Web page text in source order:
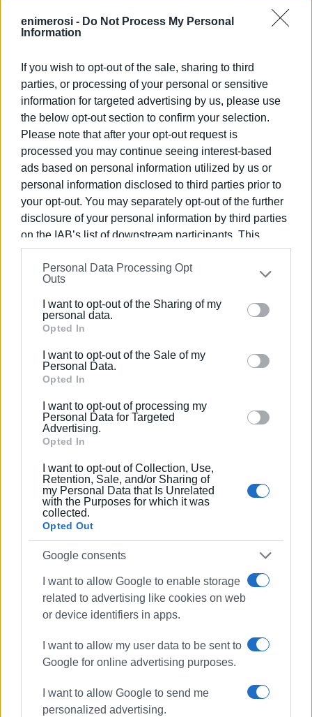
enimerosi - Do Not Process My Personal
Information
If you wish to opt-out of the sale, sharing to third
parties, or processing of your personal or sensitive
information for targeted advertising by us, please use
the below opt-out section to confirm your selection.
Please note that after your opt-out request is
processed you may continue seeing interest-based
ads based on personal information utilized by us or
personal information disclosed to third parties prior to
your opt-out. You may separately opt-out of the further
disclosure of your personal information by third parties
on the IAB’s list of downstream participants. This
information may also be disclosed by us to third parties
on theIAB’s List of Downstream Participants
that may
further disclose it to other third parties.
Please note that this website/app uses one or more
Google services and may gather and store information
behaviour. You may click to grant or deny consent to
Google and its third-party tags to use your data for
section.
Personal Data Processing Opt
Outs
I want to opt-out of the Sharing of my
personal data.
Opted In
I want to opt-out of the Sale of my
Personal Data.
Opted In
I want to opt-out of processing my
Personal Data for Targeted
Advertising.
Opted In
I want to opt-out of Collection, Use,
Retention, Sale, and/or Sharing of
my Personal Data that Is Unrelated
with the Purposes for which it was
collected.
Opted Out
Google consents
I want to allow Google to enable storage
related to advertising like cookies on web
or device identifiers in apps.
I want to allow my user data to be sent to
Google for online advertising purposes.
I want to allow Google to send me
personalized advertising.
Ακολουθήστε το enimerosi στοFacebook
Συνδρομητές στο e-paper